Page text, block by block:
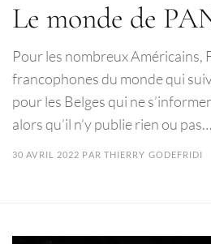
Le monde de
Pour les nombreux Américains,
francophones du monde qui
pour les Belges qui ne
alors qu’il n’y publie rien ou pas…
30 AVRIL 2022 PAR THIERRY GODEFRIDI